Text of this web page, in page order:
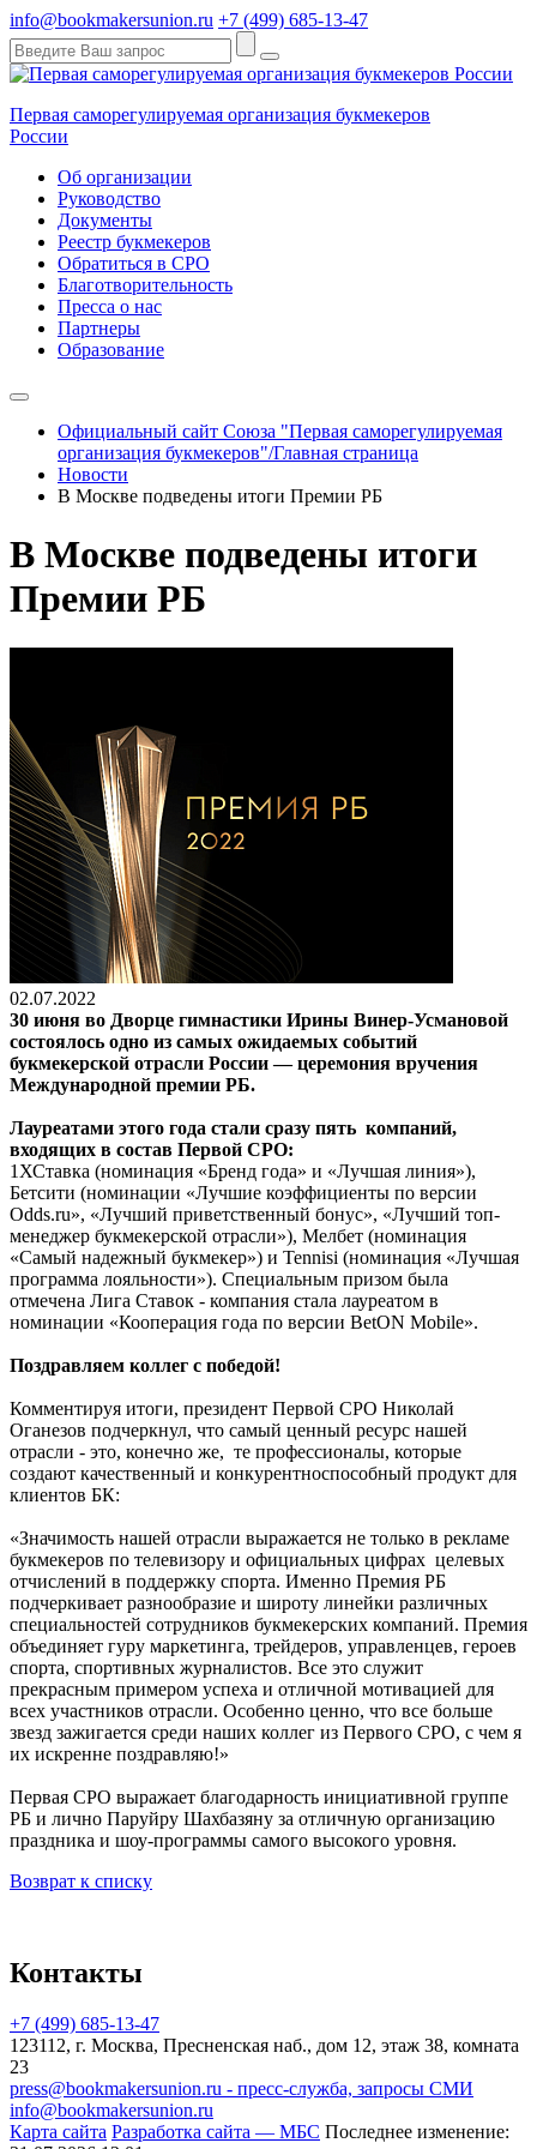
info@bookmakersunion.ru +7 (499) 685-13-47
Первая саморегулируемая организация букмекеров
России
Об организации
Руководство
Документы
Реестр букмекеров
Обратиться в СРО
Благотворительность
Пресса о нас
Партнеры
Образование
Официальный сайт Союза "Первая саморегулируемая
организация букмекеров"/Главная страница
Новости
В Москве подведены итоги Премии РБ
В Москве подведены итоги
Премии РБ
02.07.2022
30 июня во Дворце гимнастики Ирины Винер-Усмановой
состоялось одно из самых ожидаемых событий
букмекерской отрасли России — церемония вручения
Международной премии РБ.
Лауреатами этого года стали сразу пять компаний,
входящих в состав Первой СРО:
1ХСтавка (номинация «Бренд года» и «Лучшая линия»),
Бетсити (номинации «Лучшие коэффициенты по версии
Odds.ru», «Лучший приветственный бонус», «Лучший топ-
менеджер букмекерской отрасли»), Мелбет (номинация
«Самый надежный букмекер») и Tennisi (номинация «Лучшая
программа лояльности»). Специальным призом была
отмечена Лига Ставок - компания стала лауреатом в
номинации «Кооперация года по версии BetON Mobile».
Поздравляем коллег с победой!
Комментируя итоги, президент Первой СРО Николай
Оганезов подчеркнул, что самый ценный ресурс нашей
отрасли - это, конечно же, те профессионалы, которые
создают качественный и конкурентноспособный продукт для
клиентов БК:
«Значимость нашей отрасли выражается не только в рекламе
букмекеров по телевизору и официальных цифрах целевых
отчислений в поддержку спорта. Именно Премия РБ
подчеркивает разнообразие и широту линейки различных
специальностей сотрудников букмекерских компаний. Премия
объединяет гуру маркетинга, трейдеров, управленцев, героев
спорта, спортивных журналистов. Все это служит
прекрасным примером успеха и отличной мотивацией для
всех участников отрасли. Особенно ценно, что все больше
звезд зажигается среди наших коллег из Первого СРО, с чем я
их искренне поздравляю!»
Первая СРО выражает благодарность инициативной группе
РБ и лично Паруйру Шахбазяну за отличную организацию
праздника и шоу-программы самого высокого уровня.
Возврат к списку
Контакты
+7 (499) 685-13-47
123112, г. Москва, Пресненская наб., дом 12, этаж 38, комната
23
press@bookmakersunion.ru - пресс-служба, запросы СМИ
info@bookmakersunion.ru
Карта сайта Разработка сайта — МБС Последнее изменение: